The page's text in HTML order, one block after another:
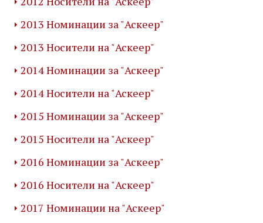
2013 Номинации за "Аскеер"
2013 Носители на "Аскеер"
2014 Номинации за "Аскеер"
2014 Носители на "Аскеер"
2015 Номинации за "Аскеер"
2015 Носители на "Аскеер"
2016 Номинации за "Аскеер"
2016 Носители на "Аскеер"
2017 Номинации на "Аскеер"